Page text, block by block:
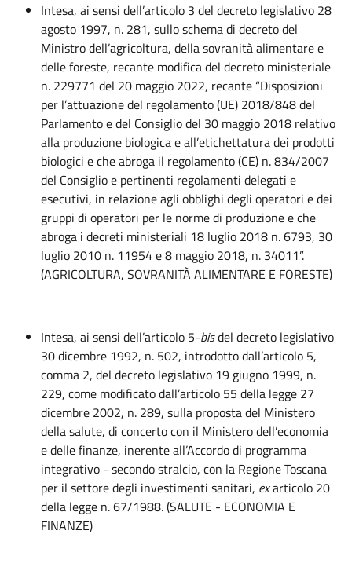
Intesa, ai sensi dell’articolo 3 del decreto legislativo 28
agosto 1997, n. 281, sullo schema di decreto del
Ministro dell’agricoltura, della sovranità alimentare e
delle foreste, recante modifica del decreto ministeriale
n. 229771 del 20 maggio 2022, recante “Disposizioni
per l’attuazione del regolamento (UE) 2018/848 del
Parlamento e del Consiglio del 30 maggio 2018 relativo
alla produzione biologica e all’etichettatura dei prodotti
biologici e che abroga il regolamento (CE) n. 834/2007
del Consiglio e pertinenti regolamenti delegati e
esecutivi, in relazione agli obblighi degli operatori e dei
gruppi di operatori per le norme di produzione e che
abroga i decreti ministeriali 18 luglio 2018 n. 6793, 30
luglio 2010 n. 11954 e 8 maggio 2018, n. 34011”.
(AGRICOLTURA, SOVRANITÀ ALIMENTARE E FORESTE)
Intesa, ai sensi dell’articolo 5-bisdel decreto legislativo
30 dicembre 1992, n. 502, introdotto dall’articolo 5,
comma 2, del decreto legislativo 19 giugno 1999, n.
229, come modificato dall’articolo 55 della legge 27
dicembre 2002, n. 289, sulla proposta del Ministero
della salute, di concerto con il Ministero dell’economia
e delle finanze, inerente all’Accordo di programma
integrativo - secondo stralcio, con la Regione Toscana
per il settore degli investimenti sanitari, exarticolo 20
della legge n. 67/1988. (SALUTE - ECONOMIA E
FINANZE)